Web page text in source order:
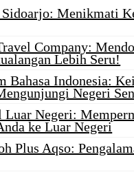
Menikmati
Company:
Lebih Seru!
Bahasa Indonesia:
Negeri
Luar Negeri:
ke Luar Negeri
Plus Aqso: